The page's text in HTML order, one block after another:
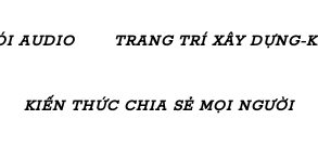
AUDIO TRANG TRÍ XÂY DỰNG-
KIẾN THỨC CHIA SẺ MỌI NGƯỜI